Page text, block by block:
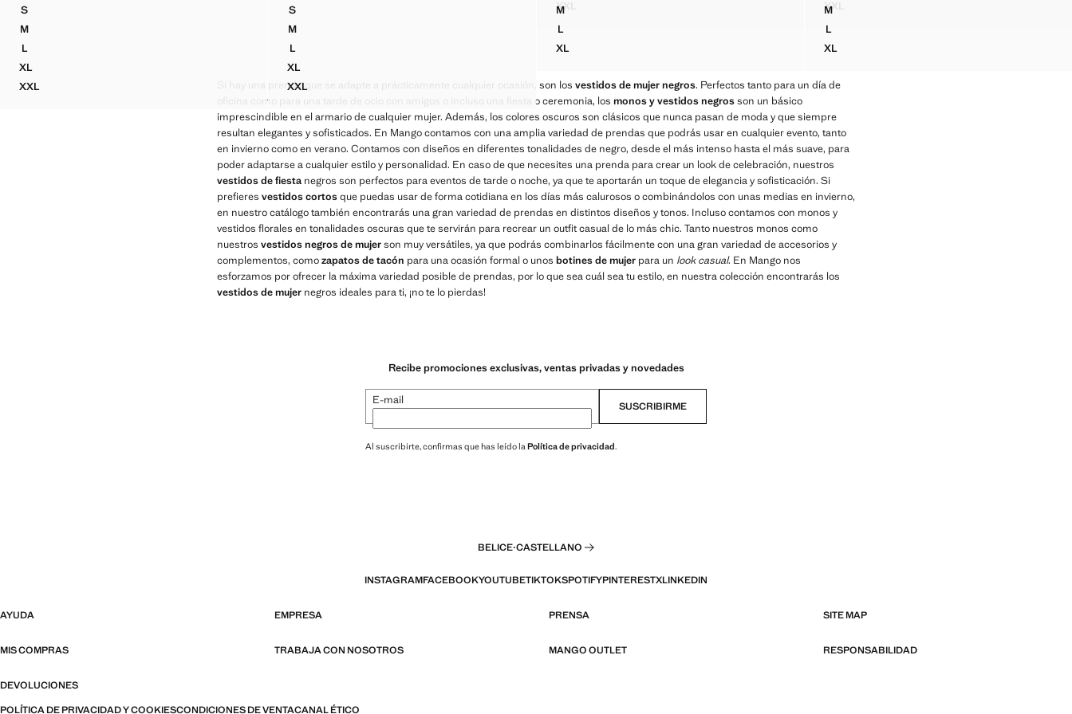
XXLVESTIDO PUNTO DETALLE COSTURA CONTRASTE
XXLVESTIDO HALTER DETALLE ESPALDA
SVESTIDO ENTALLADO CUELLO HALTER
MVESTIDO ENTALLADO CUELLO HALTER
L
VESTIDO ENTALLADO CUELLO HALTER
XLVESTIDO ENTALLADO CUELLO HALTER
XXLVESTIDO ENTALLADO CUELLO HALTER
SMONO COMBINADO APLIQUE RESINA
MMONO COMBINADO APLIQUE RESINA
L
MONO COMBINADO APLIQUE RESINA
XLMONO COMBINADO APLIQUE RESINA
XXLMONO COMBINADO APLIQUE RESINA
MVESTIDO LARGO FRUNCIDOS
LVESTIDO LARGO FRUNCIDOS
XLVESTIDO LARGO FRUNCIDOS
MVESTIDO MIDI DETALLE PINZAS
LVESTIDO MIDI DETALLE PINZAS
XLVESTIDO MIDI DETALLE PINZAS
Si hay una prenda que se adapte a prácticamente cualquier ocasión, son los vestidos de mujer negros. Perfectos tanto para un día de
oficina como para una tarde de ocio con amigos o incluso una fiesta o ceremonia, los monos y vestidos negrosson un básico
imprescindible en el armario de cualquier mujer. Además, los colores oscuros son clásicos que nunca pasan de moda y que siempre
resultan elegantes y sofisticados. En Mango contamos con una amplia variedad de prendas que podrás usar en cualquier evento, tanto
en invierno como en verano. Contamos con diseños en diferentes tonalidades de negro, desde el más intenso hasta el más suave, para
poder adaptarse a cualquier estilo y personalidad. En caso de que necesites una prenda para crear un look de celebración, nuestros
vestidos de fiesta negros son perfectos para eventos de tarde o noche, ya que te aportarán un toque de elegancia y sofisticación. Si
prefieres vestidos cortosque puedas usar de forma cotidiana en los días más calurosos o combinándolos con unas medias en invierno,
en nuestro catálogo también encontrarás una gran variedad de prendas en distintos diseños y tonos. Incluso contamos con monos y
vestidos florales en tonalidades oscuras que te servirán para recrear un outfit casual de lo más chic. Tanto nuestros monos como
nuestros vestidos negros de mujerson muy versátiles, ya que podrás combinarlos fácilmente con una gran variedad de accesorios y
complementos, comozapatos de tacón para una ocasión formal o unos botines de mujer para un look casual. En Mango nos
esforzamos por ofrecer la máxima variedad posible de prendas, por lo que sea cuál sea tu estilo, en nuestra colección encontrarás los
vestidos de mujer negros ideales para ti, ¡no te lo pierdas!
Recibe promociones exclusivas, ventas privadas y novedades
E-mail SUSCRIBIRME
Al suscribirte, confirmas que has leído la Política de privacidad.
BELICE·CASTELLANO
INSTAGRAMFACEBOOKYOUTUBETIKTOKSPOTIFYPINTERESTXLINKEDIN
AYUDA EMPRESA PRENSA SITE MAP
MIS COMPRAS TRABAJA CON NOSOTROS MANGO OUTLET RESPONSABILIDAD
DEVOLUCIONES
POLÍTICA DE PRIVACIDAD Y COOKIESCONDICIONES DE VENTACANAL ÉTICO